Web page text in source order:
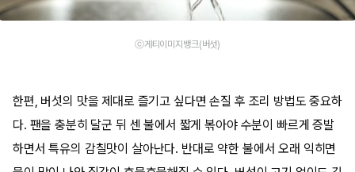
ⓒ게티이미지뱅크(버섯)
한편, 버섯의 맛을 제대로 즐기고 싶다면 손질 후 조리 방법도 중요하
다. 팬을 충분히 달군 뒤 센 불에서 짧게 볶아야 수분이 빠르게 증발
하면서 특유의 감칠맛이 살아난다. 반대로 약한 불에서 오래 익히면